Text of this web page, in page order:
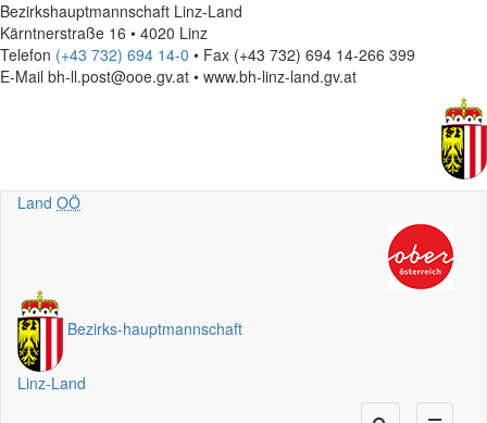
Bezirkshauptmannschaft Linz-Land
Kärntnerstraße 16 • 4020 Linz
Telefon (+43 732) 694 14-0 • Fax (+43 732) 694 14-266 399
E-Mail bh-ll.post@ooe.gv.at • www.bh-linz-land.gv.at
Land OÖ
Bezirks-hauptmannschaft
Linz-Land